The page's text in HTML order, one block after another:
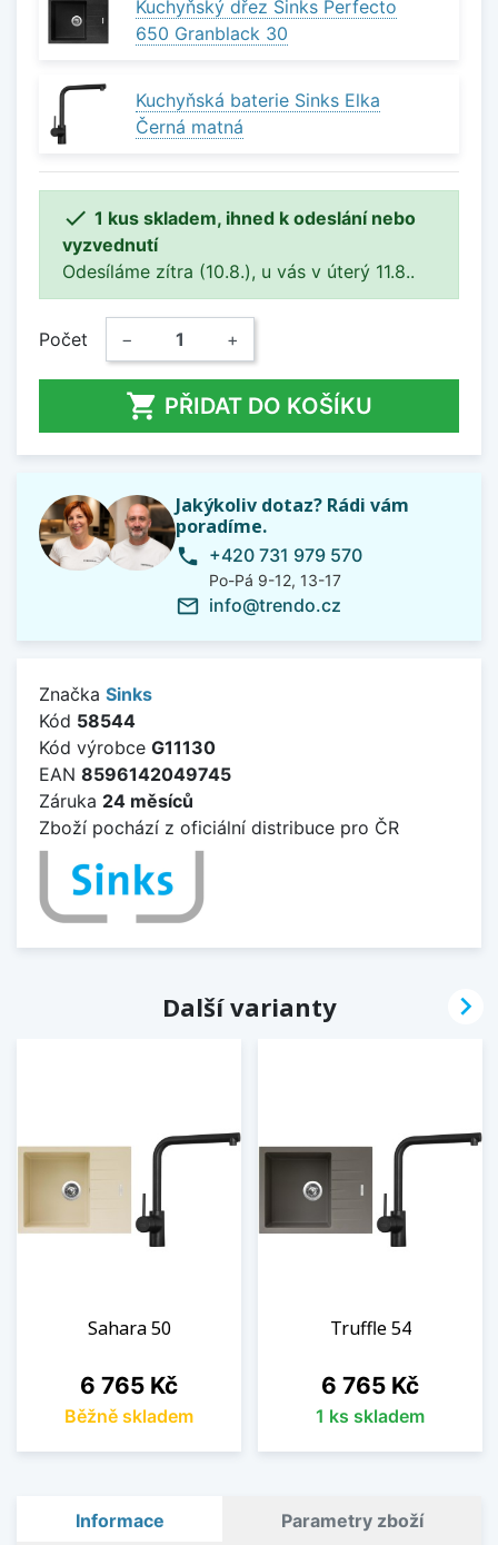
Kuchyňský dřez Sinks Perfecto
650 Granblack 30
Kuchyňská baterie Sinks Elka
Černá matná
 1 kus skladem, ihned k odeslání nebo
vyzvednutí
Odesíláme zítra (10.8.), u vás v úterý 11.8..
Počet − +
 PŘIDAT DO KOŠÍKU
Jakýkoliv dotaz? Rádi vám
poradíme.
phone +420 731 979 570
Po-Pá 9-12, 13-17
mail_outline info@trendo.cz
Značka Sinks
Kód 58544
Kód výrobce G11130
EAN 8596142049745
Záruka 24 měsíců
Zboží pochází z oficiální distribuce pro ČR
Další varianty
Sahara 50
Cena
6 765 Kč
Běžně skladem
Truffle 54
Cena
6 765 Kč
1 ks skladem

Informace Parametry zboží